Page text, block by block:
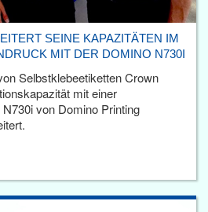
SEINE KAPAZITÄTEN IM
MIT DER DOMINO N730I
Selbstklebeetiketten Crown
mit einer
von Domino Printing